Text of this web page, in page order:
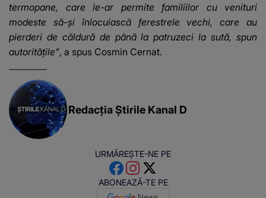
termopane, care le-ar permite familiilor cu venituri
modeste să-și înlocuiască ferestrele vechi, care au
pierderi de căldură de până la patruzeci la sută, spun
autoritățile”, a spus Cosmin Cernat.
Redacția Știrile Kanal D
URMĂREȘTE-NE PE
ABONEAZĂ-TE PE